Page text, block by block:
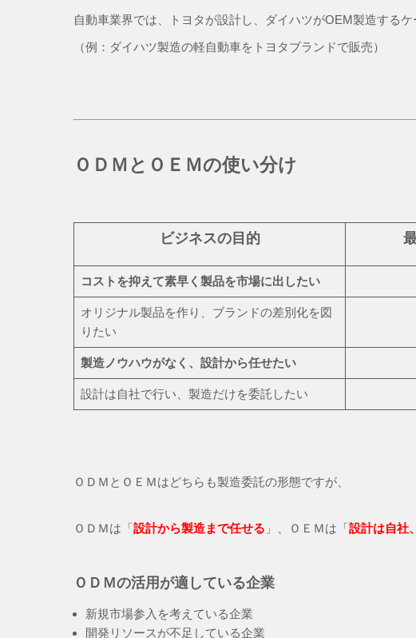
自動車業界では、トヨタが設計し、ダイハツがOEM製造するケ
（例：ダイハツ製造の軽自動車をトヨタブランドで販売）
ＯＤＭとＯＥＭの使い分け
ビジネスの目的
コストを抑えて素早く製品を市場に出したい
オリジナル製品を作り、ブランドの差別化を図
りたい
製造ノウハウがなく、設計から任せたい
設計は自社で行い、製造だけを委託したい
ＯＤＭとＯＥＭはどちらも製造委託の形態ですが、
ＯＤＭは「設計から製造まで任せる 」、ＯＥＭは「設計は自社
ＯＤＭの活用が適している企業
新規市場参入を考えている企業
開発リソースが不足している企業